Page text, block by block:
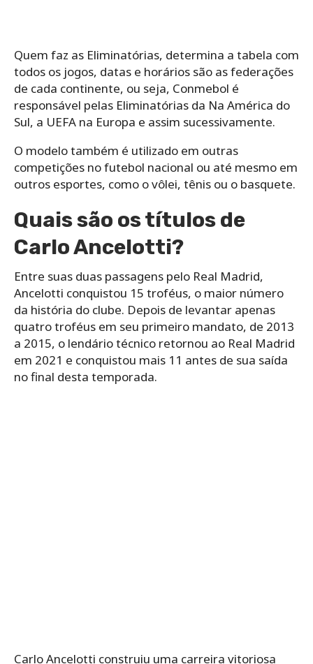
Quem faz as Eliminatórias, determina a tabela com
todos os jogos, datas e horários são as federações
de cada continente, ou seja, Conmebol é
responsável pelas Eliminatórias da Na América do
Sul, a UEFA na Europa e assim sucessivamente.
O modelo também é utilizado em outras
competições no futebol nacional ou até mesmo em
outros esportes, como o vôlei, tênis ou o basquete.
Quais são os títulos de
Carlo Ancelotti?
Entre suas duas passagens pelo Real Madrid,
Ancelotti conquistou 15 troféus, o maior número
da história do clube. Depois de levantar apenas
quatro troféus em seu primeiro mandato, de 2013
a 2015, o lendário técnico retornou ao Real Madrid
em 2021 e conquistou mais 11 antes de sua saída
no final desta temporada.
Carlo Ancelotti construiu uma carreira vitoriosa